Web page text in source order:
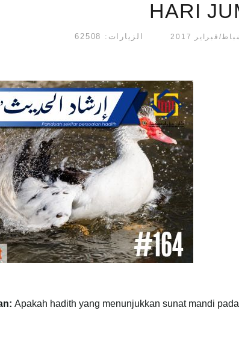
HARI
الزيارات: 62508
Apakah hadith yang menunjukkan sunat mandi pada